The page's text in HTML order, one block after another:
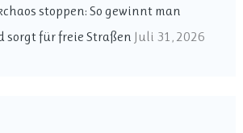
stoppen: So gewinnt man
sorgt für freie Straßen Juli 31, 2026